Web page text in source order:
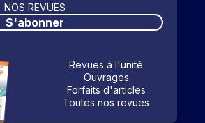
NOS REVUES
S'abonner
Revues à l'unité
Ouvrages
Forfaits d'articles
Toutes nos revues